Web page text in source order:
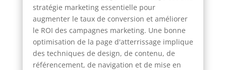
stratégie marketing essentielle pour
augmenter le taux de conversion et améliorer
le ROI des campagnes marketing. Une bonne
optimisation de la page d'atterrissage implique
des techniques de design, de contenu, de
référencement, de navigation et de mise en